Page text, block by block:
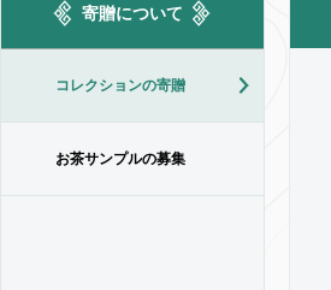
寄贈について
コレクションの寄贈
お茶サンプルの募集